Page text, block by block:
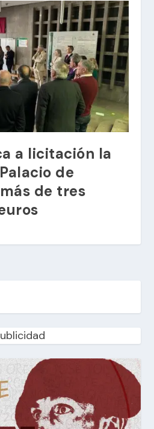
a licitación la
de
de tres